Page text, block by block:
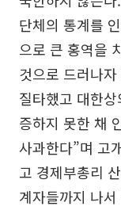
단체의 통계를
으로 큰 홍역을
것으로 드러나
질타했고 대한
증하지 못한 채
사과한다”며 고
고 경제부총리
계자들까지 나